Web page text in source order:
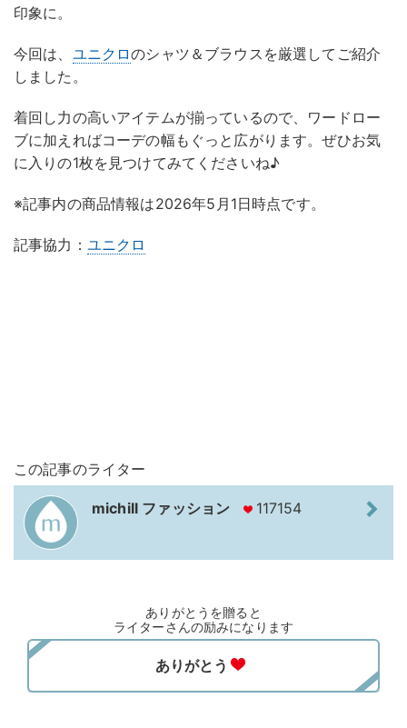
印象に。
今回は、 ユニクロのシャツ＆ブラウスを厳選してご紹介
しました。
着回し力の高いアイテムが揃っているので、ワードロー
ブに加えればコーデの幅もぐっと広がります。ぜひお気
に入りの1枚を見つけてみてくださいね♪
※記事内の商品情報は2026年5月1日時点です。
記事協力： ユニクロ
この記事のライター
michill ファッション 117154
ありがとうを贈ると
ライターさんの励みになります